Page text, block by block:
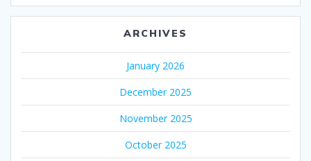
ARCHIVES
January 2026
December 2025
November 2025
October 2025